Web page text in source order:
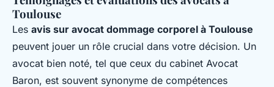
Toulouse
Les avis sur avocat dommage corporel à Toulouse
peuvent jouer un rôle crucial dans votre décision. Un
avocat bien noté, tel que ceux du cabinet Avocat
Baron, est souvent synonyme de compétences